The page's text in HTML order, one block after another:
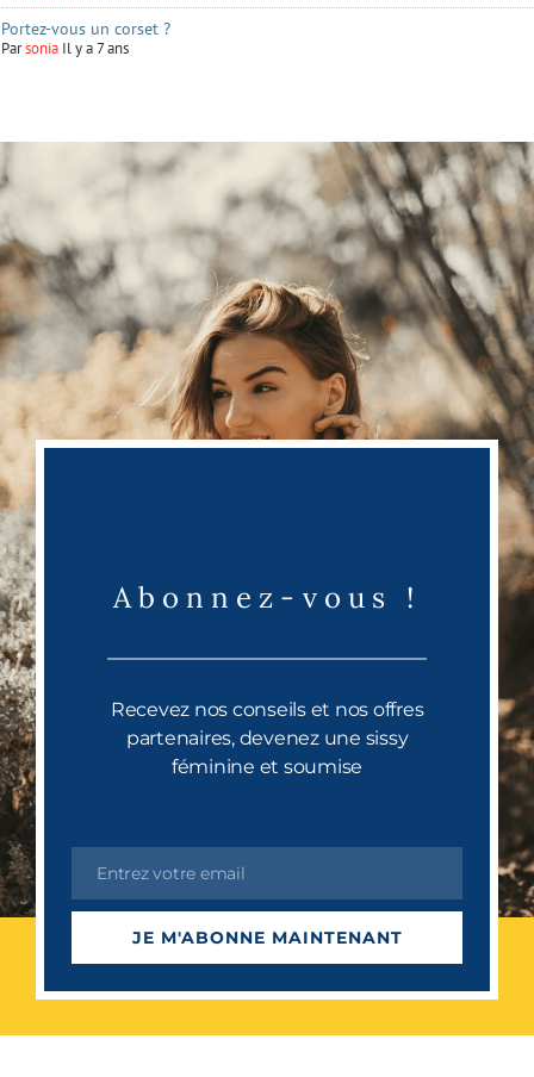
Portez-vous un corset ?
Parsonia Il y a 7 ans
Abonnez-vous !
Recevez nos conseils et nos offres
partenaires, devenez une sissy
féminine et soumise
Email
Entrez votre email
JE M'ABONNE MAINTENANT